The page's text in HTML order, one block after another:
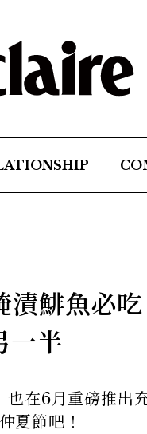
漬鯡魚必
一半
也在6月重磅推出
夏節吧！